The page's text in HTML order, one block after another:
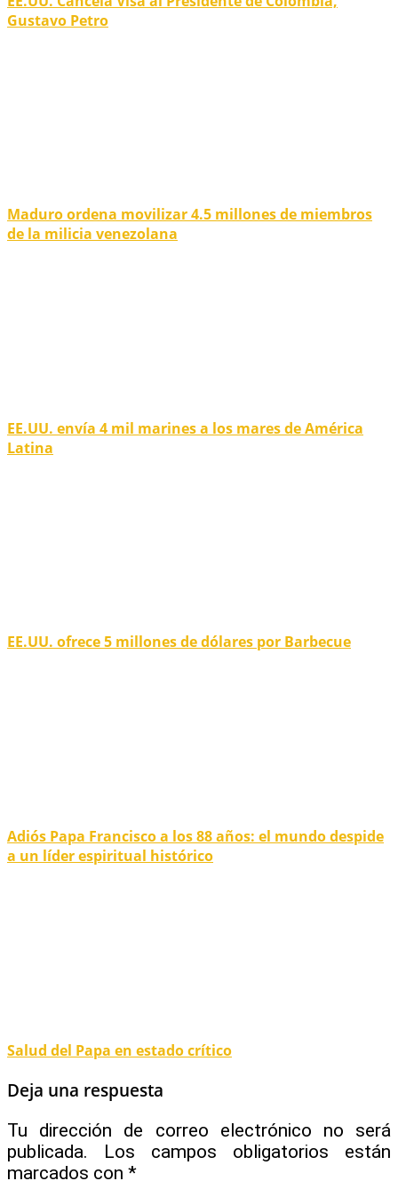
Gustavo Petro
Maduro ordena movilizar 4.5 millones de miembros
de la milicia venezolana
EE.UU. envía 4 mil marines a los mares de América
Latina
EE.UU. ofrece 5 millones de dólares por Barbecue
Adiós Papa Francisco a los 88 años: el mundo despide
a un líder espiritual histórico
Salud del Papa en estado crítico
Deja una respuesta
Tu dirección de correo electrónico no será
publicada.
Los campos obligatorios están
marcados con *